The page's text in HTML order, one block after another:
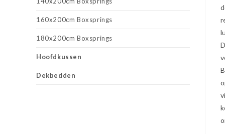
160x200cm Boxsprings
180x200cm Boxsprings
Hoofdkussen
Dekbedden